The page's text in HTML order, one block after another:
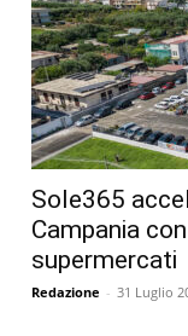
Sole365
Campania
supermercati
Redazione - 31 Luglio